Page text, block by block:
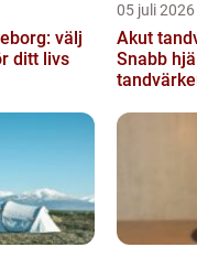
välj
ditt livs
05 juli 2026
Akut
Snabb